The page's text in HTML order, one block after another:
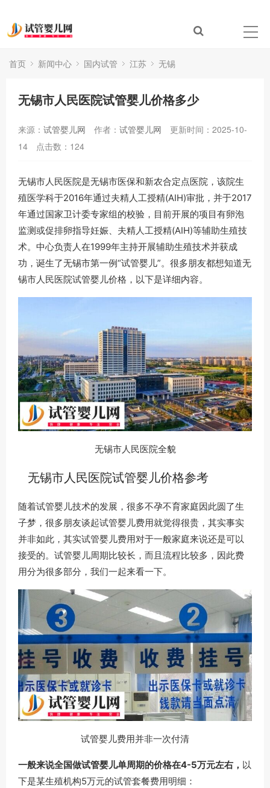
首页 新闻中心 国内试管 江苏 无锡
无锡市人民医院试管婴儿价格多少
来源： 试管婴儿网 作者： 试管婴儿网
更新时间：2025-10-
14
点击数： 124
无锡市人民医院是无锡市医保和新农合定点医院，该院生
殖医学科于2016年通过夫精人工授精(AIH)审批，并于2017
年通过国家卫计委专家组的校验，目前开展的项目有卵泡
监测或促排卵指导妊娠、夫精人工授精(AIH)等辅助生殖技
术。中心负责人在1999年主持开展辅助生殖技术并获成
功，诞生了无锡市第一例“试管婴儿”。很多朋友都想知道无
锡市人民医院试管婴儿价格，以下是详细内容。
无锡市人民医院全貌
无锡市人民医院试管婴儿价格参考
随着试管婴儿技术的发展，很多不孕不育家庭因此圆了生
子梦，很多朋友谈起试管婴儿费用就觉得很贵，其实事实
并非如此，其实试管婴儿费用对于一般家庭来说还是可以
接受的。试管婴儿周期比较长，而且流程比较多，因此费
用分为很多部分，我们一起来看一下。
试管婴儿费用并非一次付清
一般来说全国做试管婴儿单周期的价格在4-5万元左右， 以
下是某生殖机构5万元的试管套餐费用明细：